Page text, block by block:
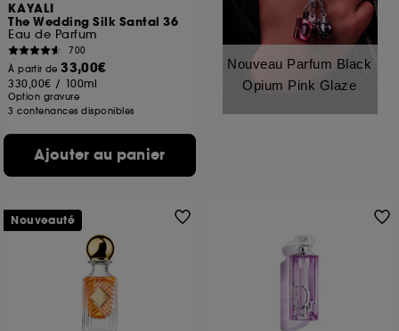
KAYALI
The Wedding Silk Santal 36
Eau de Parfum
700
À partir de33,00€
330,00€ / 100ml
Option gravure
3 contenances disponibles
Ajouter au panier
Nouveau Parfum Black
Opium Pink Glaze
Nouveauté